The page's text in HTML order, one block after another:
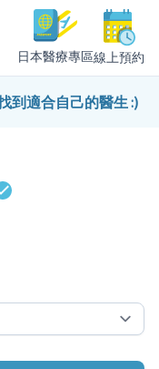
日本醫療專區線上預約
到適合自己的醫生 :)